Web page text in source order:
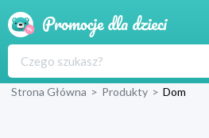
Produkty
Strona Główna > Produkty > Dom